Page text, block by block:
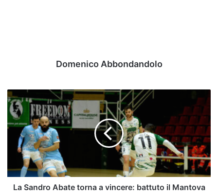
Domenico Abbondandolo
La
Sandro
Abate
torna
vincere:
battuto
Mantova
La Sandro Abate torna a vincere: battuto il Mantova